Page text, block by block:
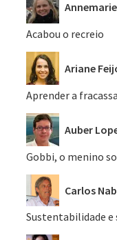
Acabou o recreio
Ariane
Aprender a
Auber
Gobbi, o menino
Carlos
Sustentabilidade e